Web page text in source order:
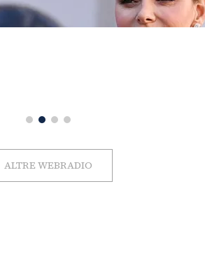
ALTRE WEBRADIO